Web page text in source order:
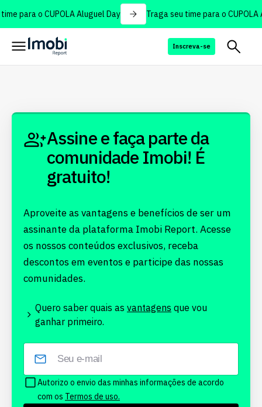
para o CUPOLA Aluguel Day Traga seu time para o CUPOLA
Inscreva-se
Assine e faça parte da
comunidade Imobi! É
gratuito!
Aproveite as vantagens e benefícios de ser um
assinante da plataforma Imobi Report. Acesse
os nossos conteúdos exclusivos, receba
descontos em eventos e participe das nossas
comunidades.
Quero saber quais as vantagens que vou
ganhar primeiro.
Autorizo o envio das minhas informações de acordo
com os Termos de uso.